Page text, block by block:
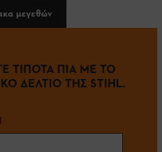
μεγεθών
ΤΙΠΟΤΑ ΠΙΑ ΜΕ ΤΟ
ΔΕΛΤΙΟ ΤΗΣ STIHL.